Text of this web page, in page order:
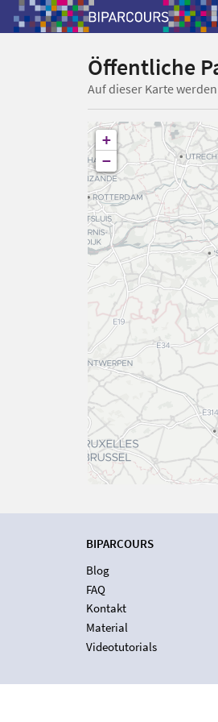
Öffentliche
Auf dieser Karte
+
−
BIPARCOURS
Blog
FAQ
Kontakt
Material
Videotutorials